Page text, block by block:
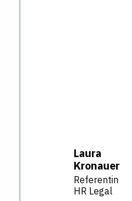
Laura
Kronauer
Referentin
HR Legal